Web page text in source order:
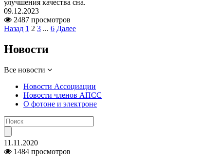
улучшения качества сна.
09.12.2023
2487 просмотров
Назад 1 2 3 ... 6 Далее
Новости
Все новости
Новости Ассоциации
Новости членов АПСС
О фотоне и электроне
11.11.2020
1484 просмотров